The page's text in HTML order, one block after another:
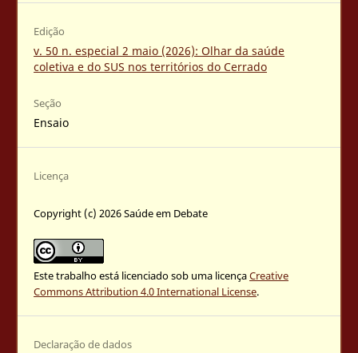
Edição
v. 50 n. especial 2 maio (2026): Olhar da saúde
coletiva e do SUS nos territórios do Cerrado
Seção
Ensaio
Licença
Copyright (c) 2026 Saúde em Debate
Este trabalho está licenciado sob uma licençaCreative
Commons Attribution 4.0 International License.
Declaração de dados